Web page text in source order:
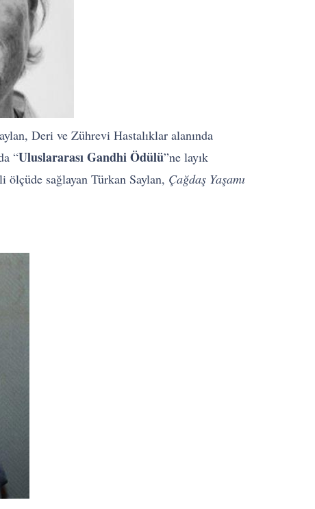
Deri ve Zührevi Hastalıklar alanında
“Uluslararası Gandhi Ödülü”ne layık
ölçüde sağlayan Türkan Saylan, Çağdaş Yaşamı